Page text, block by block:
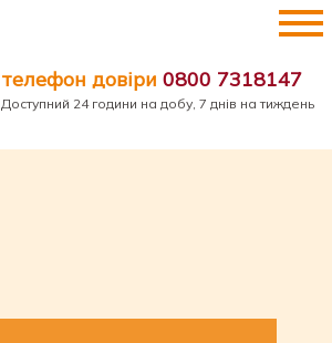
телефон довіри 0800 7318147
Доступний 24 години на добу, 7 днів на тиждень